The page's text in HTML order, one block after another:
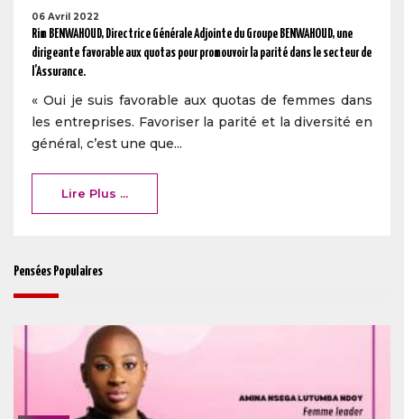
06 Avril 2022
Rim BENWAHOUD, Directrice Générale Adjointe du Groupe BENWAHOUD, une
dirigeante favorable aux quotas pour promouvoir la parité dans le secteur de
l’Assurance.
« Oui je suis favorable aux quotas de femmes dans
les entreprises. Favoriser la parité et la diversité en
général, c’est une que...
Lire Plus ...
Pensées Populaires